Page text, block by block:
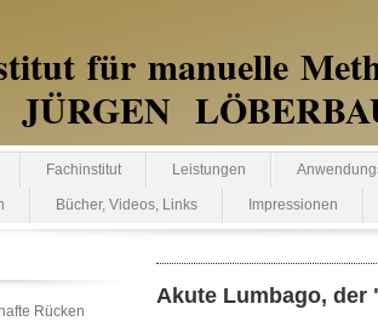
für manuelle
Fachinstitut Leistungen
Bücher, Videos, Links Impressionen
Rücken
Akute Lumbago,